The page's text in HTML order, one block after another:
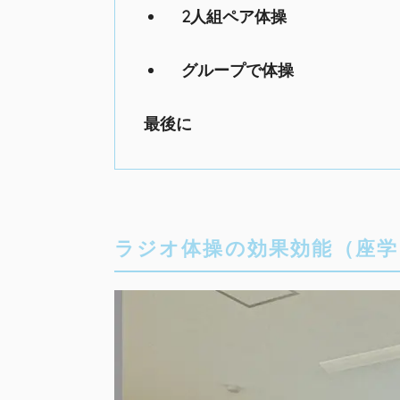
2人組ペア体操
グループで体操
最後に
ラジオ体操の効果効能（座